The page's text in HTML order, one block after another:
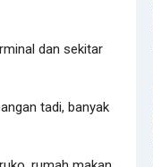
dan sekitar
tadi, banyak